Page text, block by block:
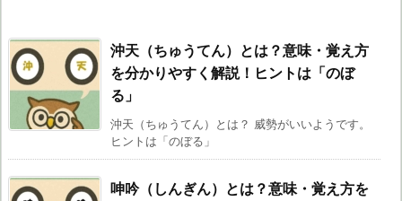
沖天（ちゅうてん）とは？意味・覚え方
を分かりやすく解説！ヒントは「のぼ
る」
沖天（ちゅうてん）とは？ 威勢がいいようです。
ヒントは「のぼる」
呻吟（しんぎん）とは？意味・覚え方を